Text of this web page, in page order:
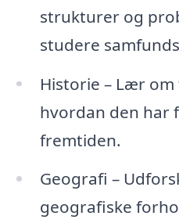
strukturer og
studere
Historie – Lær
hvordan den har
fremtiden.
Geografi –
geografiske